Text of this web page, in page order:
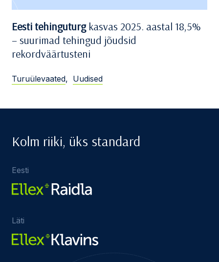
Eesti tehinguturgkasvas 2025. aastal 18,5%
– suurimad tehingud jõudsid
rekordväärtusteni
Turuülevaated, Uudised
Kolm riiki, üks standard
Eesti
Läti